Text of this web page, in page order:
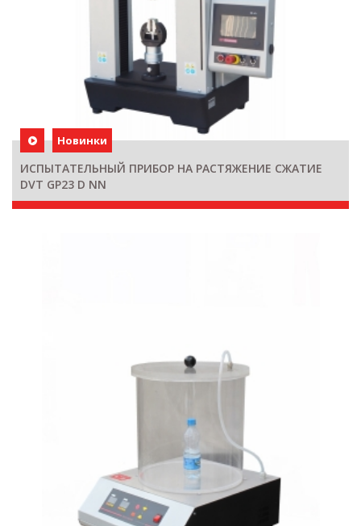
Новинки
ИСПЫТАТЕЛЬНЫЙ ПРИБОР НА РАСТЯЖЕНИЕ СЖАТИЕ
DVT GP23 D NN